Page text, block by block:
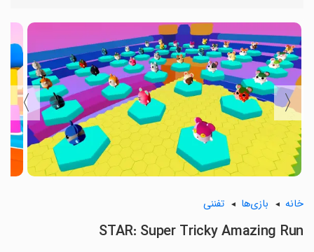
〈
〉
خانه بازی‌ها تفننی
STAR: Super Tricky Amazing Run